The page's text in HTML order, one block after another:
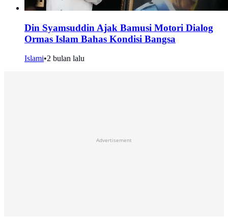
Din Syamsuddin Ajak Bamusi Motori Dialog
Ormas Islam Bahas Kondisi Bangsa
Islami•2 bulan lalu
Advertisement